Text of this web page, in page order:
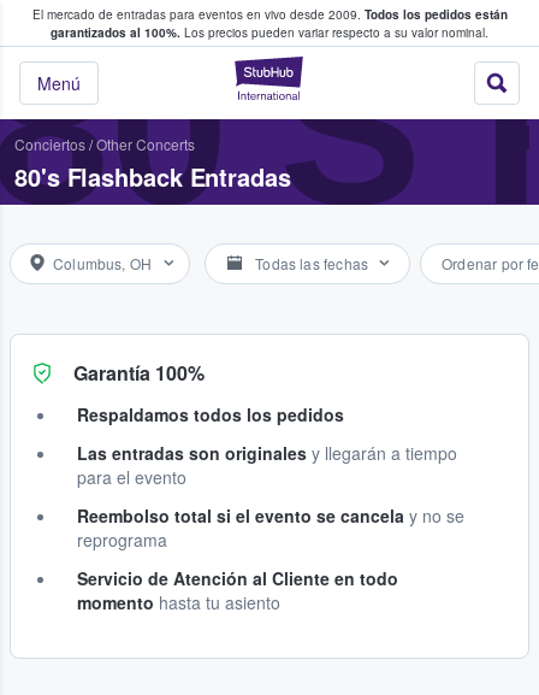
El mercado de entradas para eventos en vivo desde 2009. Todos los pedidos están
garantizados al 100%. Los precios pueden variar respecto a su valor nominal.
StubHub:
Menú
y venta de entradas entre fans
Conciertos/Other Concerts
80's Flashback Entradas
Columbus, OH Todas las fechas Ordenar por
Garantía 100%
Respaldamos todos los pedidos
Las entradas son originales y llegarán a tiempo
para el evento
Reembolso total si el evento se cancela y no se
reprograma
Servicio de Atención al Cliente en todo
momento hasta tu asiento